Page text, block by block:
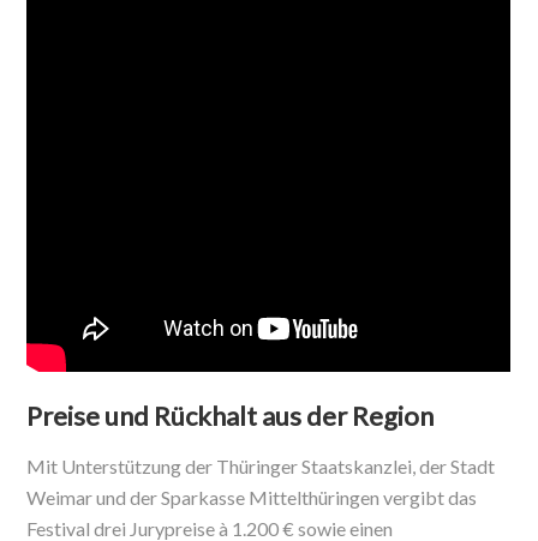
Preise und Rückhalt aus der Region
Mit Unterstützung der Thüringer Staatskanzlei, der Stadt
Weimar und der Sparkasse Mittelthüringen vergibt das
Festival drei Jurypreise à 1.200 € sowie einen